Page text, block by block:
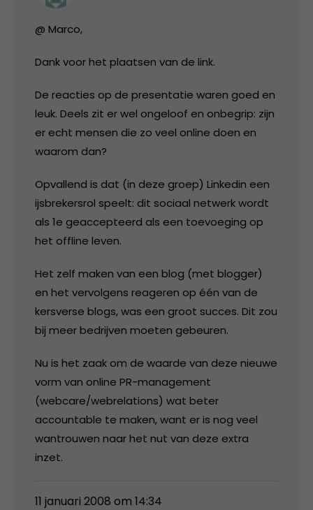
@ Marco,
Dank voor het plaatsen van de link.
De reacties op de presentatie waren goed en
leuk. Deels zit er wel ongeloof en onbegrip: zijn
er echt mensen die zo veel online doen en
waarom dan?
Opvallend is dat (in deze groep) Linkedin een
ijsbrekersrol speelt: dit sociaal netwerk wordt
als 1e geaccepteerd als een toevoeging op
het offline leven.
Het zelf maken van een blog (met blogger)
en het vervolgens reageren op één van de
kersverse blogs, was een groot succes. Dit zou
bij meer bedrijven moeten gebeuren.
Nu is het zaak om de waarde van deze nieuwe
vorm van online PR-management
(webcare/webrelations) wat beter
accountable te maken, want er is nog veel
wantrouwen naar het nut van deze extra
inzet.
11 januari 2008 om 14:34